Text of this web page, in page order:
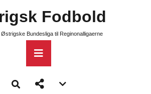
Fodbold
Bundesliga til Reginonalligaerne
Primary
Menu